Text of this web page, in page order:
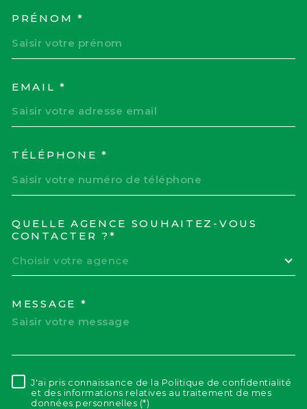
PRÉNOM *
EMAIL *
TÉLÉPHONE *
QUELLE AGENCE SOUHAITEZ-VOUS
CONTACTER ?*
Choisir votre agence
MESSAGE *
RÈGLEMENTATION
J'ai pris connaissance de la Politique de confidentialité
et des informations relatives au traitement de mes
données personnelles (*)